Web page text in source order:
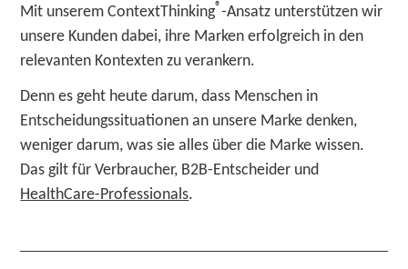
Mit unserem ContextThinking®-Ansatz unterstützen wir
unsere Kunden dabei, ihre Marken erfolgreich in den
relevanten Kontexten zu verankern.
Denn es geht heute darum, dass Menschen in
Entscheidungssituationen an unsere Marke denken,
weniger darum, was sie alles über die Marke wissen.
Das gilt für Verbraucher, B2B-Entscheider und
HealthCare-Professionals.